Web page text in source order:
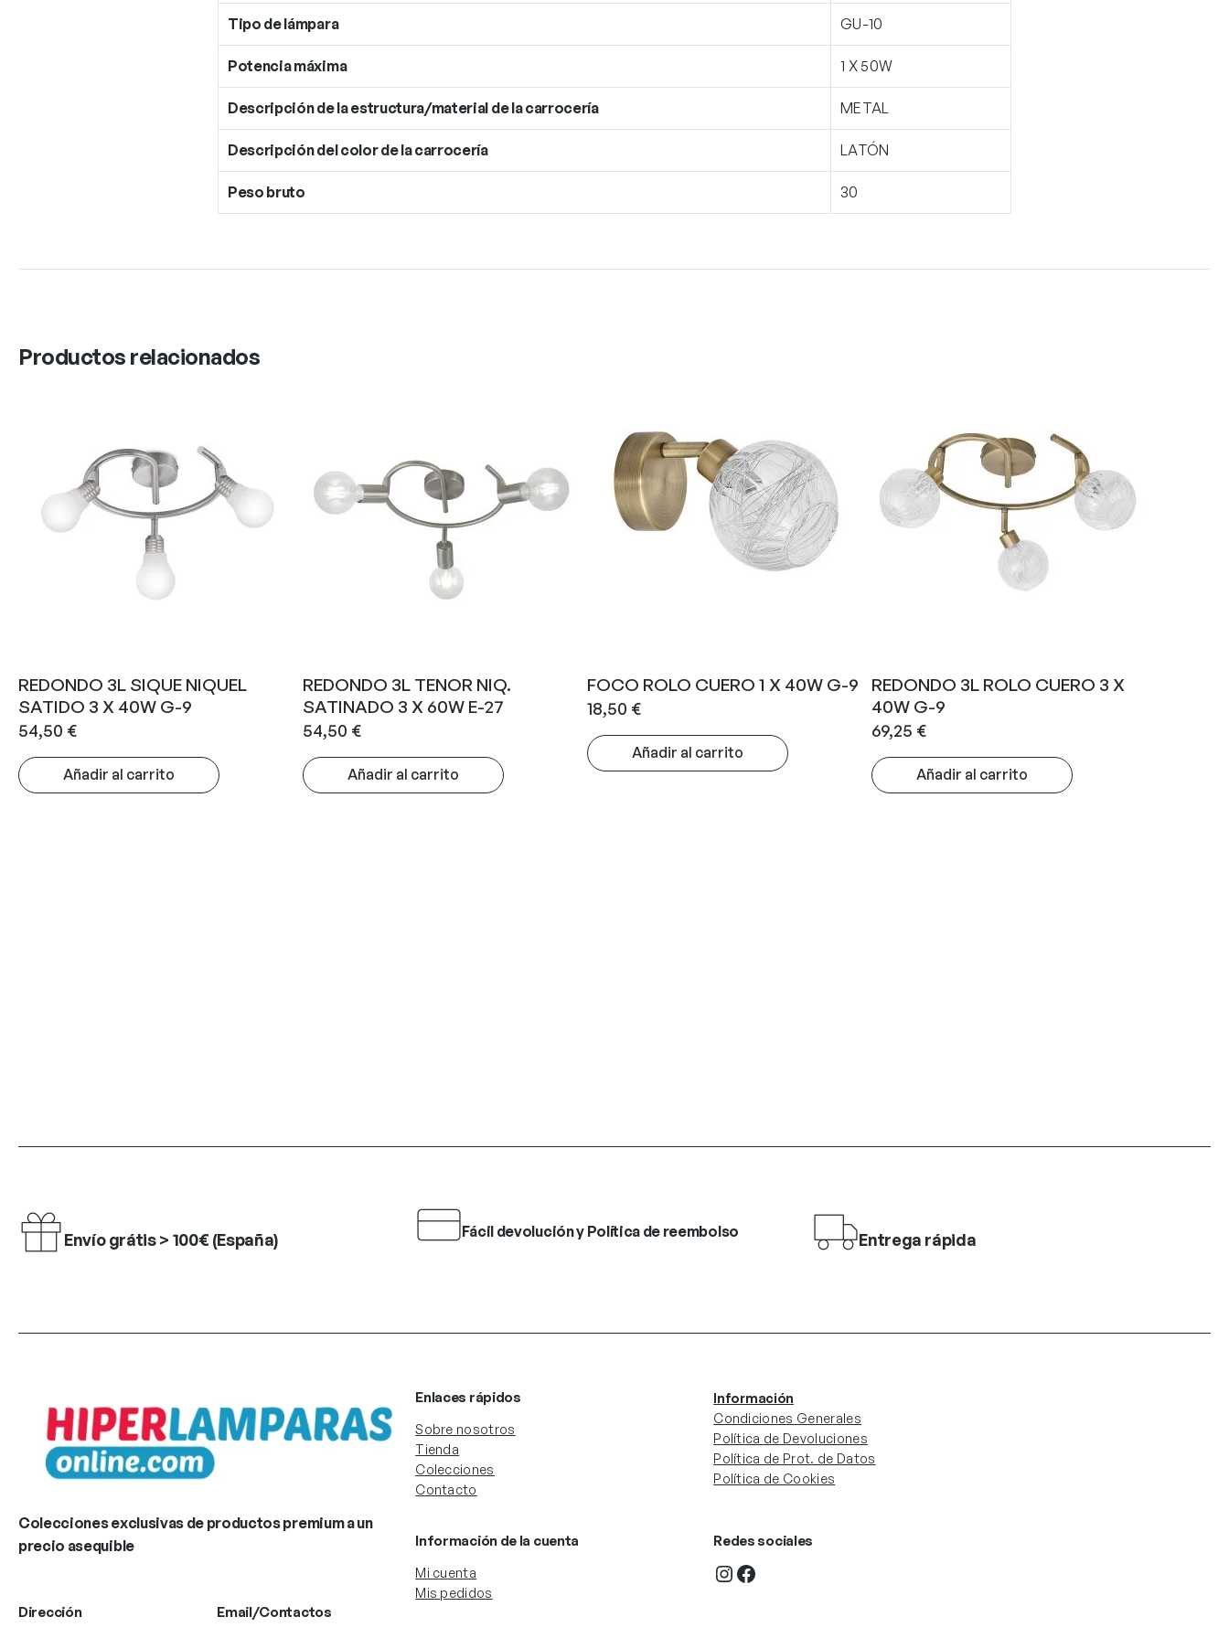
Tipo de lámpara GU-10
Potencia máxima 1 X 50W
Descripción de la estructura/material de la carrocería METAL
Descripción del color de la carrocería LATÓN
Peso bruto 30
Productos relacionados
REDONDO 3L SIQUE NIQUEL
SATIDO 3 X 40W G-9
54,50 €
Añadir al carrito
REDONDO 3L TENOR NIQ.
SATINADO 3 X 60W E-27
54,50 €
Añadir al carrito
FOCO ROLO CUERO 1 X 40W G-9
18,50 €
Añadir al carrito
REDONDO 3L ROLO CUERO 3 X
40W G-9
69,25 €
Añadir al carrito
Envío grátis > 100€ (España) Fácil devolución y Política de reembolso Entrega rápida
Colecciones exclusivas de productos premium a un
precio asequible
Dirección Email/Contactos
Enlaces rápidos
Sobre nosotros
Tienda
Colecciones
Contacto
Información
Condiciones Generales
Política de Devoluciones
Política de Prot. de Datos
Política de Cookies
Información de la cuenta
Mi cuenta
Mis pedidos
Redes sociales
InstagramFacebook